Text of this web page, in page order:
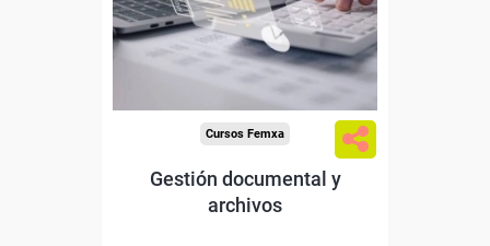
Sector
-Administración.
Cursos Femxa
Gestión documental y
archivos